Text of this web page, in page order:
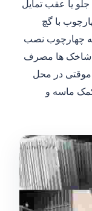
یا عقب تمایل
با گچ
چهارچوب نصب
شاخک ها مصرف
موقتی در محل
ماسه و